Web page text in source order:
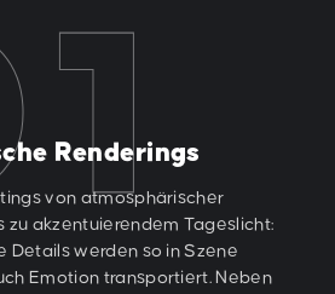
Renderings
von atmosphärischer
zu akzentuierendem Tageslicht:
Details werden so in Szene
Emotion transportiert. Neben